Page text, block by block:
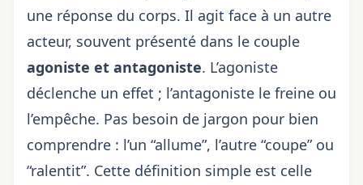
une réponse du corps. Il agit face à un autre
acteur, souvent présenté dans le couple
agoniste et antagoniste. L’agoniste
déclenche un effet ; l’antagoniste le freine ou
l’empêche. Pas besoin de jargon pour bien
comprendre : l’un “allume”, l’autre “coupe” ou
“ralentit”. Cette définition simple est celle